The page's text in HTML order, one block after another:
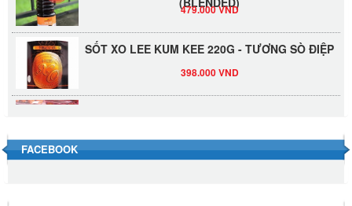
SỐT XO LEE KUM KEE 220G - TƯƠNG SÒ ĐIỆP
FACEBOOK